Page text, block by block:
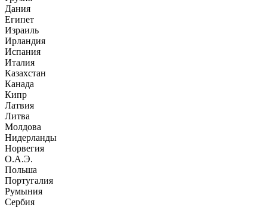
Дания
Египет
Израиль
Ирландия
Испания
Италия
Казахстан
Канада
Кипр
Латвия
Литва
Молдова
Нидерланды
Норвегия
О.А.Э.
Польша
Португалия
Румыния
Сербия